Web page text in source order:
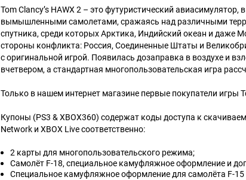
Tom Clancy’s HAWX 2 – это футуристический
вымышленными самолетами, сражаясь над различными
спутника, среди которых Арктика, Индийский океан и даже
стороны конфликта: Россия, Соединенные Штаты и
с оригинальной игрой. Появилась дозаправка в воздухе и
вчетвером, а стандартная многопользовательская игра
Только в нашем интернет магазине первые покупатели игры
Купоны (PS3 & XBOX360) содержат коды доступа к
Network и XBOX Live соответственно:
2 карты для многопользовательского режима;
Самолёт F-18, специальное камуфляжное оформление и
Специальное камуфляжное оформление для самолёта F-15